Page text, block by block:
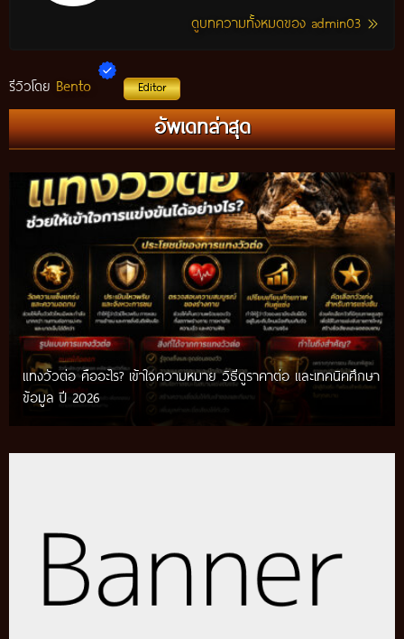
ดูบทความทั้งหมดของ admin03
รีวิวโดย Bento Editor
อัพเดทล่าสุด
แทงวัวรอง คืออะไร? วิธีศึกษาวัวรอง พร้อมเทคนิควิเคราะห์ข้อมูล
ก่อนติดตามการแข่งขัน ปี 2026
แทงวัวต่อ คืออะไร? เข้าใจความหมาย วิธีดูราคาต่อ และเทคนิคศึกษา
ข้อมูล ปี 2026
เทคนิคแทงวัวชน รวมวิธีศึกษาข้อมูลก่อนติดตามการแข่งขัน พร้อม
แนวทางสำหรับผู้เริ่มต้น ปี 2026